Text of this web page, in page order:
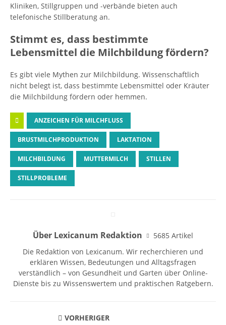
Kliniken, Stillgruppen und -verbände bieten auch
telefonische Stillberatung an.
Stimmt es, dass bestimmte
Lebensmittel die Milchbildung fördern?
Es gibt viele Mythen zur Milchbildung. Wissenschaftlich
nicht belegt ist, dass bestimmte Lebensmittel oder Kräuter
die Milchbildung fördern oder hemmen.
ANZEICHEN FÜR MILCHFLUSS
BRUSTMILCHPRODUKTION LAKTATION
MILCHBILDUNG MUTTERMILCH STILLEN
STILLPROBLEME
Über Lexicanum Redaktion
5685 Artikel
Die Redaktion von Lexicanum. Wir recherchieren und
erklären Wissen, Bedeutungen und Alltagsfragen
verständlich – von Gesundheit und Garten über Online-
Dienste bis zu Wissenswertem und praktischen Ratgebern.
VORHERIGER